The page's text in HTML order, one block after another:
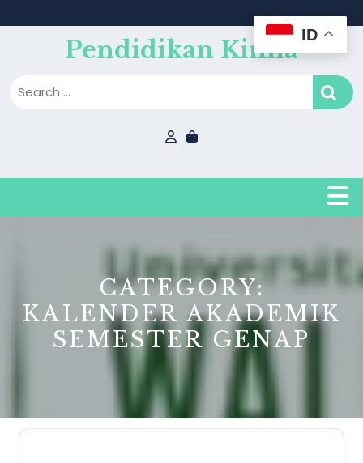
to
Pendidikan Kimia
CATEGORY:
KALENDER AKADEMIK
SEMESTER GENAP
ID